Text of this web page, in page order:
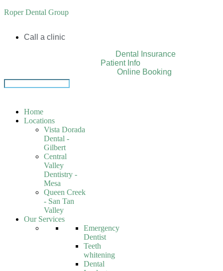
Roper Dental Group
Call a clinic
Dental Insurance
Patient Info
Online Booking
Home
Locations
Vista Dorada
Dental -
Gilbert
Central
Valley
Dentistry -
Mesa
Queen Creek
- San Tan
Valley
Our Services
Emergency
Dentist
Teeth
whitening
Dental